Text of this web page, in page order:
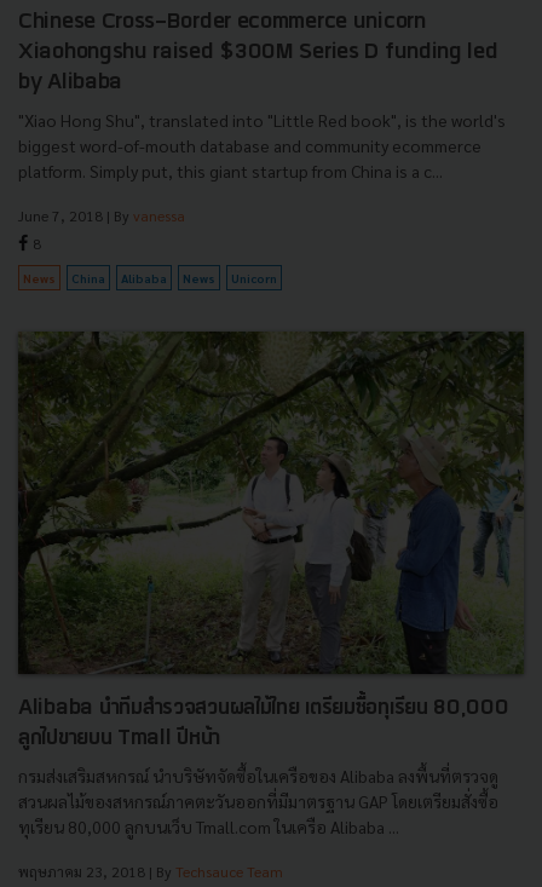
Chinese Cross-Border ecommerce unicorn
Xiaohongshu raised $300M Series D funding led
by Alibaba
"Xiao Hong Shu", translated into "Little Red book", is the world's
biggest word-of-mouth database and community ecommerce
platform. Simply put, this giant startup from China is a c...
June 7, 2018 | By vanessa
8
News China Alibaba News Unicorn
Alibaba นำทีมสำรวจสวนผลไม้ไทย เตรียมซื้อทุเรียน 80,000
ลูกไปขายบน Tmall ปีหน้า
กรมส่งเสริมสหกรณ์ นำบริษัทจัดซื้อในเครือของ Alibaba ลงพื้นที่ตรวจดู
สวนผลไม้ของสหกรณ์ภาคตะวันออกที่มีมาตรฐาน GAP โดยเตรียมสั่งซื้อ
ทุเรียน 80,000 ลูกบนเว็บ Tmall.com ในเครือ Alibaba ...
พฤษภาคม 23, 2018 | By Techsauce Team